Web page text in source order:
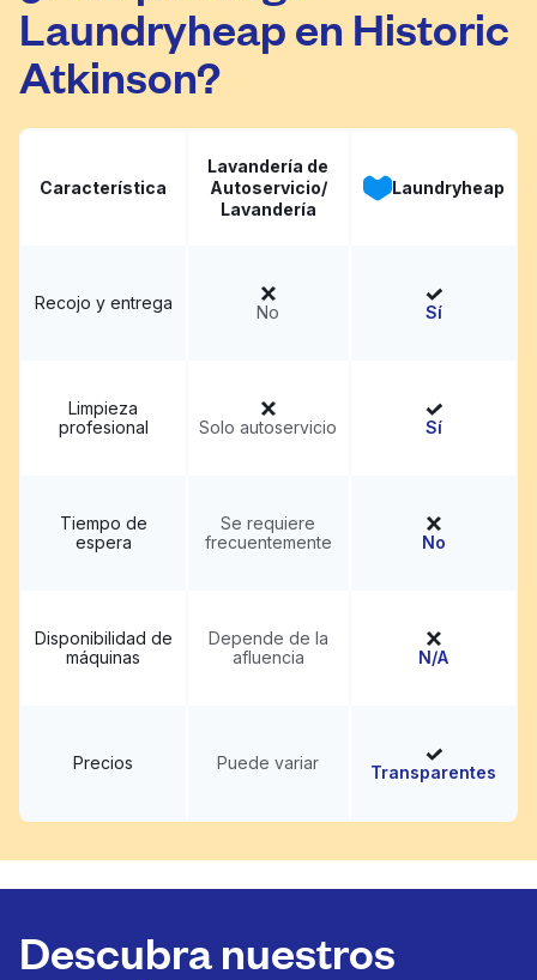
Laundryheap en Historic
Atkinson?
Característica
Lavandería de
Autoservicio/
Lavandería
Laundryheap
Recojo y entrega No Sí
Limpieza
profesional
Solo autoservicio Sí
Tiempo de
espera
Se requiere
frecuentemente
No
Disponibilidad de
máquinas
Depende de la
afluencia
N/A
Precios Puede variar Transparentes
Descubra nuestros